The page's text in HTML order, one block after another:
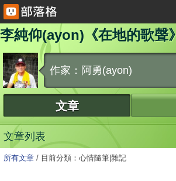
李純仰(ayon)《在地的歌聲》
作家：阿勇(ayon)
文章
文章列表
所有文章 / 目前分類：心情隨筆|雜記